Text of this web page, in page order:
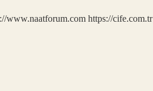
www.naatforum.com https://cife.com.tr